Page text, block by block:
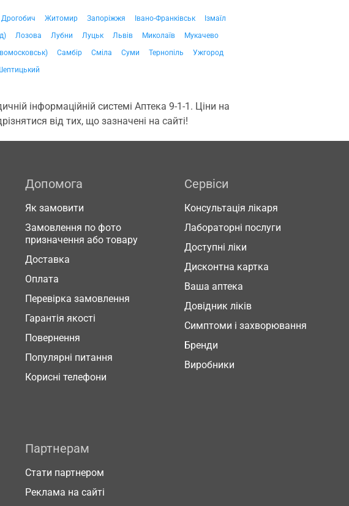
Дрогобич Житомир Запоріжжя Івано-Франківськ
Ізмаїл
Лозова Лубни Луцьк Львів Миколаїв
Мукачево
Самбір Сміла Суми Тернопіль
Ужгород
інформаційній системі Аптека 9-1-1. Ціни на
від тих, що зазначені на сайті!
Допомога
Як замовити
Замовлення по фото
призначення або товару
Доставка
Оплата
Перевірка замовлення
Гарантія якості
Повернення
Популярні питання
Корисні телефони
Сервіси
Консультація лікаря
Лабораторні послуги
Доступні ліки
Дисконтна картка
Ваша аптека
Довідник ліків
Симптоми і захворювання
Бренди
Виробники
Партнерам
Стати партнером
Реклама на сайті